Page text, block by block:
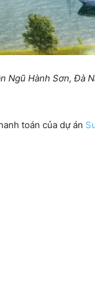
Ngũ Hành Sơn, Đà
toán của dự án